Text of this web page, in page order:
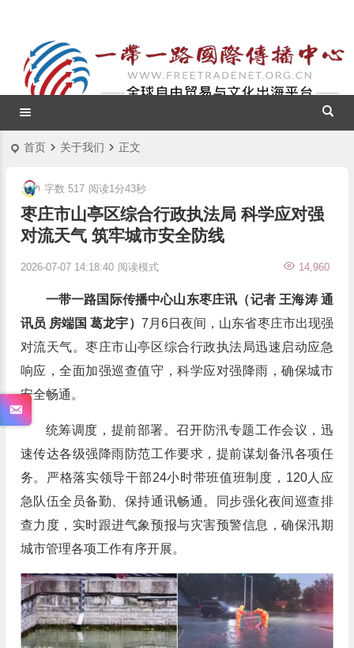
首页 关于我们 正文
枣庄市山亭区综合行政执法局 科学应对强
对流天气 筑牢城市安全防线
2026-07-07 14:18:40 14,960
字数 517 阅读1分43秒
阅读模式
一带一路国际传播中心山东枣庄讯（记者 王海涛 通
讯员 房端国 葛龙宇） 7月6日夜间，山东省枣庄市出现强
对流天气。枣庄市山亭区综合行政执法局迅速启动应急
响应，全面加强巡查值守，科学应对强降雨，确保城市
安全畅通。
统筹调度，提前部署。召开防汛专题工作会议，迅
速传达各级强降雨防范工作要求，提前谋划备汛各项任
务。严格落实领导干部24小时带班值班制度，120人应
急队伍全员备勤、保持通讯畅通。同步强化夜间巡查排
查力度，实时跟进气象预报与灾害预警信息，确保汛期
城市管理各项工作有序开展。